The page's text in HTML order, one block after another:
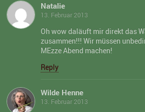
Natalie
13. Februar 2013
Oh wow daläuft mir direkt das
zusammen!!! Wir müssen
MEzze Abend machen!
Reply
Wilde Henne
13. Februar 2013